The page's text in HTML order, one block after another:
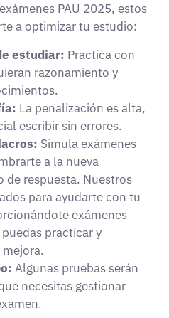
PAU 2025, estos
a optimizar tu estudio:
estudiar: Practica con
razonamiento y
La penalización es alta,
escribir sin errores.
Simula exámenes
a la nueva
de respuesta. Nuestros
para ayudarte con tu
exámenes
practicar y
Algunas pruebas serán
necesitas gestionar